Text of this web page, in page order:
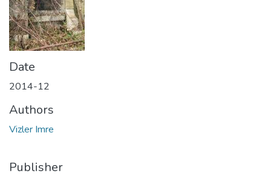
Date
2014-12
Authors
Vizler Imre
Publisher